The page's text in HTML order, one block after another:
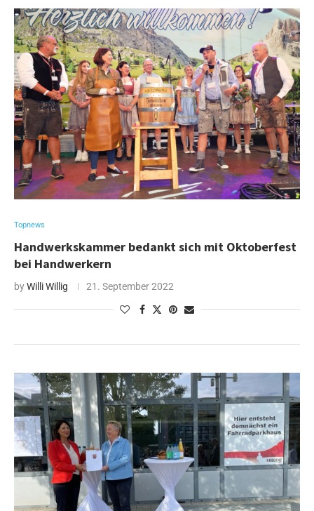
Topnews
Handwerkskammer bedankt sich mit Oktoberfest
bei Handwerkern
byWilli Willig 21. September 2022